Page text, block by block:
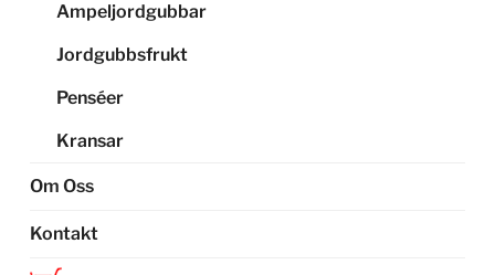
Ampeljordgubbar
Jordgubbsfrukt
Penséer
Kransar
Om Oss
Kontakt